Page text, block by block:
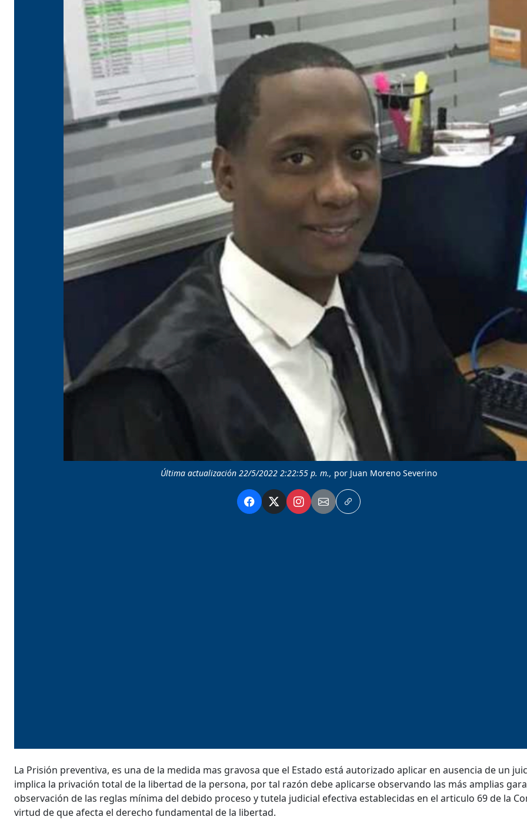
Última actualización 22/5/2022 2:22:55 p. m., por Juan Moreno Severino
La Prisión preventiva, es una de la medida mas gravosa que el Estado está autorizado aplicar en ausencia de un
implica la privación total de la libertad de la persona, por tal razón debe aplicarse observando las más amplias
observación de las reglas mínima del debido proceso y tutela judicial efectiva establecidas en el articulo 69 de la
virtud de que afecta el derecho fundamental de la libertad.